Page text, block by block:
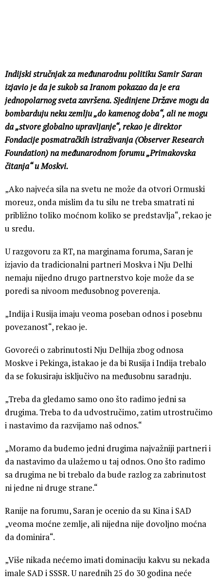
Indijski stručnjak za međunarodnu politiku Samir Saran
izjavio je da je sukob sa Iranom pokazao da je era
jednopolarnog sveta završena. Sjedinjene Države mogu da
bombarduju neku zemlju „do kamenog doba“, ali ne mogu
da „stvore globalno upravljanje“, rekao je direktor
Fondacije posmatračkih istraživanja (Observer Research
Foundation) na međunarodnom forumu „Primakovska
čitanja“ u Moskvi.
„Ako najveća sila na svetu ne može da otvori Ormuski
moreuz, onda mislim da tu silu ne treba smatrati ni
približno toliko moćnom koliko se predstavlja“, rekao je
u sredu.
U razgovoru za RT, na marginama foruma, Saran je
izjavio da tradicionalni partneri Moskva i Nju Delhi
nemaju nijedno drugo partnerstvo koje može da se
poredi sa nivoom međusobnog poverenja.
„Indija i Rusija imaju veoma poseban odnos i posebnu
povezanost“, rekao je.
Govoreći o zabrinutosti Nju Delhija zbog odnosa
Moskve i Pekinga, istakao je da bi Rusija i Indija trebalo
da se fokusiraju isključivo na međusobnu saradnju.
„Treba da gledamo samo ono što radimo jedni sa
drugima. Treba to da udvostručimo, zatim utrostručimo
i nastavimo da razvijamo naš odnos.“
„Moramo da budemo jedni drugima najvažniji partneri i
da nastavimo da ulažemo u taj odnos. Ono što radimo
sa drugima ne bi trebalo da bude razlog za zabrinutost
ni jedne ni druge strane.“
Ranije na forumu, Saran je ocenio da su Kina i SAD
„veoma moćne zemlje, ali nijedna nije dovoljno moćna
da dominira“.
„Više nikada nećemo imati dominaciju kakvu su nekada
imale SAD i SSSR. U narednih 25 do 30 godina neće